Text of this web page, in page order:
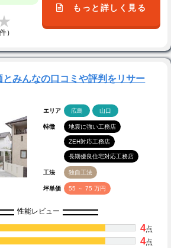
）
もっと詳しく見る
とみんなの口コミや評判をリサー
エリア 広島 山口
特徴 地震に強い工務店
ZEH対応工務店
長期優良住宅対応工務店
工法 独自工法
坪単価 55 ～ 75 万円
性能レビュー
4点
4点